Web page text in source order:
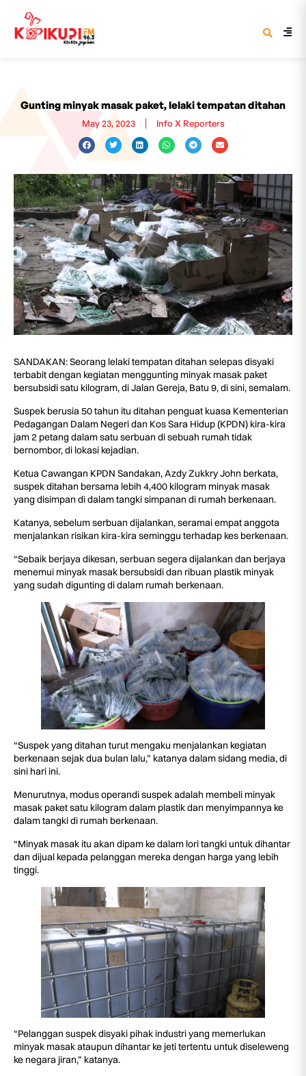
Gunting minyak masak paket, lelaki tempatan ditahan
May 23, 2023 Info X Reporters
SANDAKAN: Seorang lelaki tempatan ditahan selepas disyaki
terbabit dengan kegiatan menggunting minyak masak paket
bersubsidi satu kilogram, di Jalan Gereja, Batu 9, di sini, semalam.
Suspek berusia 50 tahun itu ditahan penguat kuasa Kementerian
Pedagangan Dalam Negeri dan Kos Sara Hidup (KPDN) kira-kira
jam 2 petang dalam satu serbuan di sebuah rumah tidak
bernombor, di lokasi kejadian.
Ketua Cawangan KPDN Sandakan, Azdy Zukkry John berkata,
suspek ditahan bersama lebih 4,400 kilogram minyak masak
yang disimpan di dalam tangki simpanan di rumah berkenaan.
Katanya, sebelum serbuan dijalankan, seramai empat anggota
menjalankan risikan kira-kira seminggu terhadap kes berkenaan.
“Sebaik berjaya dikesan, serbuan segera dijalankan dan berjaya
menemui minyak masak bersubsidi dan ribuan plastik minyak
yang sudah digunting di dalam rumah berkenaan.
“Suspek yang ditahan turut mengaku menjalankan kegiatan
berkenaan sejak dua bulan lalu,” katanya dalam sidang media, di
sini hari ini.
Menurutnya, modus operandi suspek adalah membeli minyak
masak paket satu kilogram dalam plastik dan menyimpannya ke
dalam tangki di rumah berkenaan.
“Minyak masak itu akan dipam ke dalam lori tangki untuk dihantar
dan dijual kepada pelanggan mereka dengan harga yang lebih
tinggi.
“Pelanggan suspek disyaki pihak industri yang memerlukan
minyak masak ataupun dihantar ke jeti tertentu untuk diseleweng
ke negara jiran,” katanya.